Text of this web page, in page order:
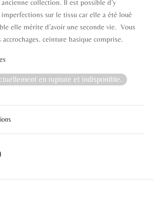
ancienne collection. Il est possible d’y
imperfections sur le tissu car elle a été loué
elle mérite d’avoir une seconde vie. Vous
ceinture basique comprise.
en rupture et indisponible.